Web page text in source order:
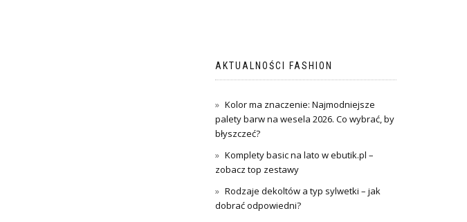
AKTUALNOŚCI FASHION
Kolor ma znaczenie: Najmodniejsze
palety barw na wesela 2026. Co wybrać, by
błyszczeć?
Komplety basic na lato w ebutik.pl –
zobacz top zestawy
Rodzaje dekoltów a typ sylwetki – jak
dobrać odpowiedni?